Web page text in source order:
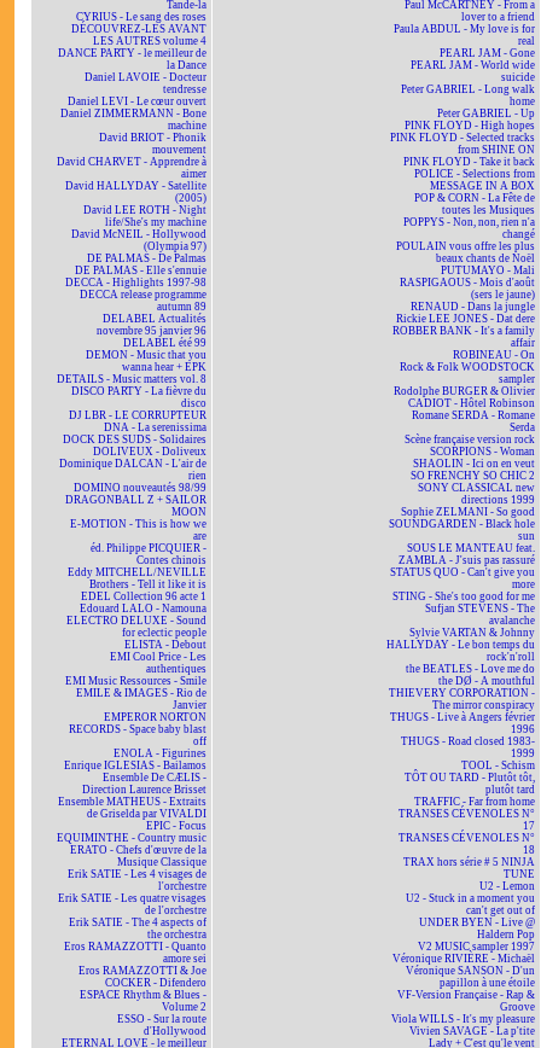
Tande-la
CYRIUS - Le sang des roses
DÉCOUVREZ-LES AVANT
LES AUTRES volume 4
DANCE PARTY - le meilleur de
la Dance
Daniel LAVOIE - Docteur
tendresse
Daniel LEVI - Le cœur ouvert
Daniel ZIMMERMANN - Bone
machine
David BRIOT - Phonik
mouvement
David CHARVET - Apprendre à
aimer
David HALLYDAY - Satellite
(2005)
David LEE ROTH - Night
life/She's my machine
David McNEIL - Hollywood
(Olympia 97)
DE PALMAS - De Palmas
DE PALMAS - Elle s'ennuie
DECCA - Highlights 1997-98
DECCA release programme
autumn 89
DELABEL Actualités
novembre 95 janvier 96
DELABEL été 99
DEMON - Music that you
wanna hear + EPK
DETAILS - Music matters vol. 8
DISCO PARTY - La fièvre du
disco
DJ LBR - LE CORRUPTEUR
DNA - La serenissima
DOCK DES SUDS - Solidaires
DOLIVEUX - Doliveux
Dominique DALCAN - L'air de
rien
DOMINO nouveautés 98/99
DRAGONBALL Z + SAILOR
MOON
E-MOTION - This is how we
are
éd. Philippe PICQUIER -
Contes chinois
Eddy MITCHELL/NEVILLE
Brothers - Tell it like it is
EDEL Collection 96 acte 1
Edouard LALO - Namouna
ELECTRO DELUXE - Sound
for eclectic people
ELISTA - Debout
EMI Cool Price - Les
authentiques
EMI Music Ressources - Smile
EMILE & IMAGES - Rio de
Janvier
EMPEROR NORTON
RECORDS - Space baby blast
off
ENOLA - Figurines
Enrique IGLESIAS - Bailamos
Ensemble De CÆLIS -
Direction Laurence Brisset
Ensemble MATHEUS - Extraits
de Griselda par VIVALDI
EPIC - Focus
EQUIMINTHE - Country music
ERATO - Chefs d'œuvre de la
Musique Classique
Erik SATIE - Les 4 visages de
l'orchestre
Erik SATIE - Les quatre visages
de l'orchestre
Erik SATIE - The 4 aspects of
the orchestra
Eros RAMAZZOTTI - Quanto
amore sei
Eros RAMAZZOTTI & Joe
COCKER - Difendero
ESPACE Rhythm & Blues -
Volume 2
ESSO - Sur la route
d'Hollywood
ETERNAL LOVE - le meilleur
Paul McCARTNEY - From a
lover to a friend
Paula ABDUL - My love is for
real
PEARL JAM - Gone
PEARL JAM - World wide
suicide
Peter GABRIEL - Long walk
home
Peter GABRIEL - Up
PINK FLOYD - High hopes
PINK FLOYD - Selected tracks
from SHINE ON
PINK FLOYD - Take it back
POLICE - Selections from
MESSAGE IN A BOX
POP & CORN - La Fête de
toutes les Musiques
POPPYS - Non, non, rien n'a
changé
POULAIN vous offre les plus
beaux chants de Noël
PUTUMAYO - Mali
RASPIGAOUS - Mois d'août
(sers le jaune)
RENAUD - Dans la jungle
Rickie LEE JONES - Dat dere
ROBBER BANK - It's a family
affair
ROBINEAU - On
Rock & Folk WOODSTOCK
sampler
Rodolphe BURGER & Olivier
CADIOT - Hôtel Robinson
Romane SERDA - Romane
Serda
Scène française version rock
SCORPIONS - Woman
SHAOLIN - Ici on en veut
SO FRENCHY SO CHIC 2
SONY CLASSICAL new
directions 1999
Sophie ZELMANI - So good
SOUNDGARDEN - Black hole
sun
SOUS LE MANTEAU feat.
ZAMBLA - J'suis pas rassuré
STATUS QUO - Can't give you
more
STING - She's too good for me
Sufjan STEVENS - The
avalanche
Sylvie VARTAN & Johnny
HALLYDAY - Le bon temps du
rock'n'roll
the BEATLES - Love me do
the DØ - A mouthful
THIEVERY CORPORATION -
The mirror conspiracy
THUGS - Live à Angers février
1996
THUGS - Road closed 1983-
1999
TOOL - Schism
TÔT OU TARD - Plutôt tôt,
plutôt tard
TRAFFIC - Far from home
TRANSES CÉVENOLES N°
17
TRANSES CÉVENOLES N°
18
TRAX hors série # 5 NINJA
TUNE
U2 - Lemon
U2 - Stuck in a moment you
can't get out of
UNDER BYEN - Live @
Haldern Pop
V2 MUSIC sampler 1997
Véronique RIVIÈRE - Michaël
Véronique SANSON - D'un
papillon à une étoile
VF-Version Française - Rap &
Groove
Viola WILLS - It's my pleasure
Vivien SAVAGE - La p'tite
Lady + C'est qu'le vent